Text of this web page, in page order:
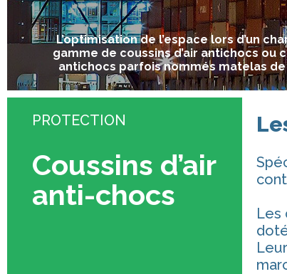
L’optimisation de l’espace lors d’un
gamme de coussins d’air antichocs ou
antichocs parfois nommés matelas
PROTECTION
Coussins d’air
anti-chocs
Les